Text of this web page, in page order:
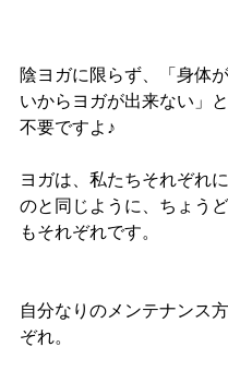
陰ヨガに限らず、「身体
いからヨガが出来ない」
不要ですよ♪
ヨガは、私たちそれぞれ
のと同じように、ちょう
もそれぞれです。
自分なりのメンテナンス
ぞれ。